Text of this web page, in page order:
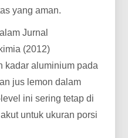
yang aman.
Jurnal
(2012)
kadar aluminium pada
jus lemon dalam
ini sering tetap di
untuk ukuran porsi